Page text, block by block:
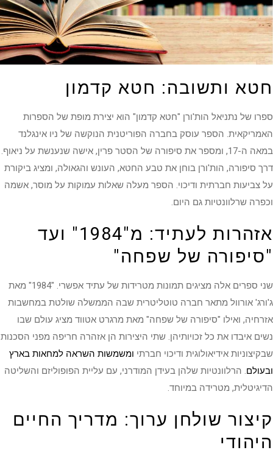
חטא ותשובה: חטא קדמון
ספרו של נתניאל הות'ורן "חטא קדמון" הוא יצירת מופת של הספרות
האמריקאית. הספר עוסק בחברה הפוריטנית הנוקשה של ניו אינגלנד
במאה ה-17, ומספר את סיפורה של הסטר פרין, אישה שנענשת על ניאוף.
דרך סיפורה, הות'ורן בוחן את טבע החטא, העונש והגאולה, ומציג ביקורת
על צביעות חברתית ודיכוי. הספר מעלה שאלות עמוקות על מוסר, אשמה
וכפרה שרלוונטיות גם היום.
אזהרות לעתיד: מ"1984" ועד
"סיפורה של שפחה"
שני ספרים אלה מציגים תמונות מטרידות של עתיד אפשרי. "1984" מאת
ג'ורג' אורוול מתאר חברה טוטליטרית שבה הממשלה שולטת במחשבות
אזרחיה, ואילו "סיפורה של שפחה" מאת מרגרט אטווד מציג עולם שבו
נשים איבדו את כל זכויותיהן. שתי היצירות הן אזהרה חריפה מפני הסכנות
שבקיצוניות אידיאולוגית ודיכוי חברתי ומשמשות השראה למחאות בארץ
ובעולם. הרלוונטיות שלהן בעידן המודרני, עם עליית הפופוליזם והשליטה
הדיגיטלית, מטרידה במיוחד.
קיצור שולחן ערוך: מדריך החיים
היהודי